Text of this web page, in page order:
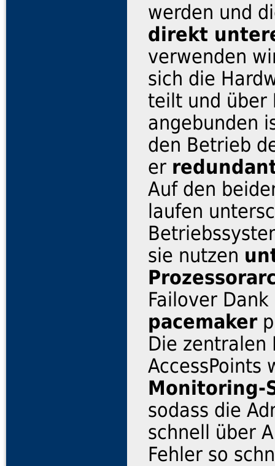
werden und
direkt
verwenden
sich die
teilt und über
angebunden
den Betrieb
er
Auf den
laufen
sie nutzen
Failover
pacemaker
Die zentralen
AccessPoints
Monitoring-
sodass die
schnell über
Fehler so